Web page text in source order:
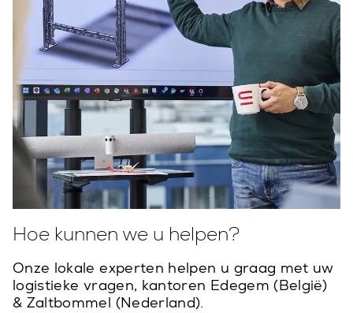
Hoe kunnen we u helpen?
Onze lokale experten helpen u graag met uw
logistieke vragen, kantoren Edegem (België)
& Zaltbommel (Nederland).